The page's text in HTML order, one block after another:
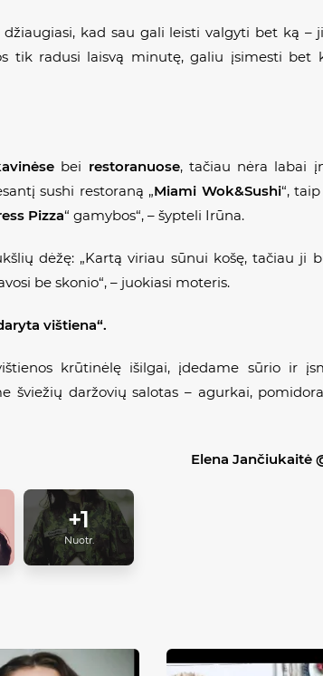
kad sau gali leisti valgyti bet ką –
tik radusi laisvą minutę, galiu įsimesti bet
bei restoranuose, tačiau nėra labai
sushi restoraną „Miami Wok&Sushi“,
Pizza“ gamybos“, – šypteli Irūna.
dėžę: „Kartą viriau sūnui košę, tačiau ji
be skonio“, – juokiasi moteris.
vištiena“.
krūtinėlę išilgai, įdedame sūrio ir
šviežių daržovių salotas – agurkai,
Elena Jančiukaitė
+1
Nuotr.